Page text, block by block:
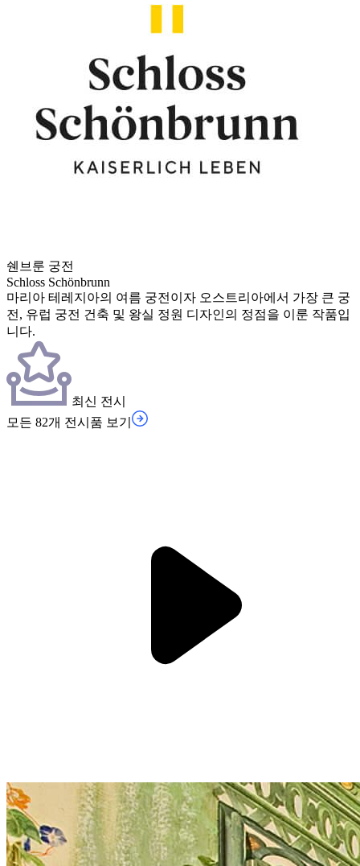
쉔브룬 궁전
Schloss Schönbrunn
마리아 테레지아의 여름 궁전이자 오스트리아에서 가장 큰 궁
전, 유럽 궁전 건축 및 왕실 정원 디자인의 정점을 이룬 작품입
니다.
최신 전시
모든 82개 전시품 보기